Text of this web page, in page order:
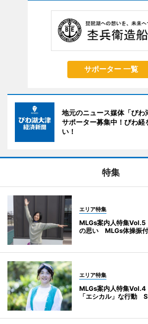
サポーター 一覧
地元のニュース媒体「びわ
サポーター募集中！びわ経
い！
特集
エリア特集
MLGs案内人特集
の思い MLGs体操振
エリア特集
MLGs案内人特集
「エシカル」な行動